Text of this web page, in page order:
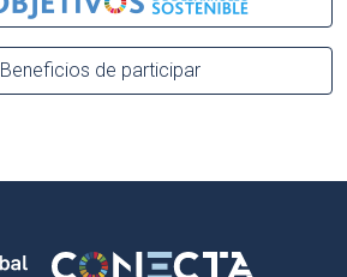
Beneficios de participar